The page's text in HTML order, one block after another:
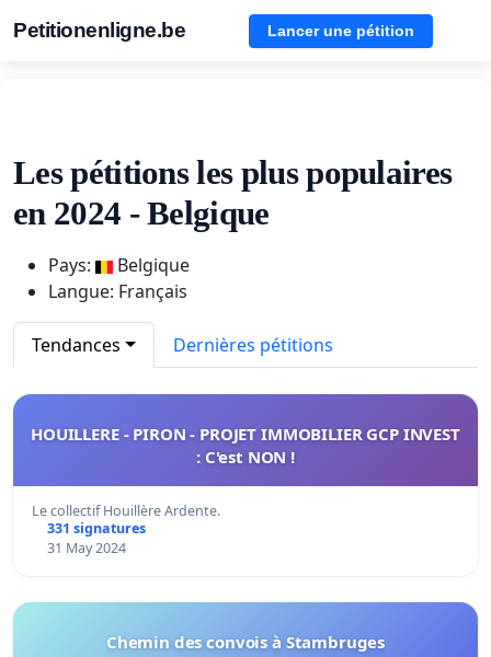
Petitionenligne.be Lancer une pétition
Les pétitions les plus populaires
en 2024 - Belgique
Pays:
Belgique
Langue: Français
Tendances Dernières pétitions
HOUILLERE - PIRON - PROJET IMMOBILIER GCP INVEST
: C'est NON !
Le collectif Houillère Ardente.
331 signatures
31 May 2024
Chemin des convois à Stambruges